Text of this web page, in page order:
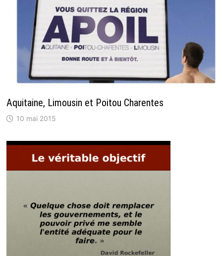
Aquitaine, Limousin et Poitou Charentes
10 mai 2015